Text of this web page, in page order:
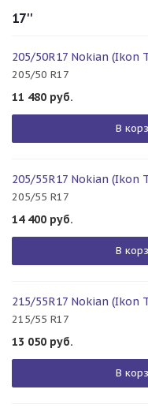
17''
205/50R17 Nokian (Ikon
205/50 R17
11 480 руб.
В
205/55R17 Nokian (Ikon
205/55 R17
14 400 руб.
В
215/55R17 Nokian (Ikon
215/55 R17
13 050 руб.
В